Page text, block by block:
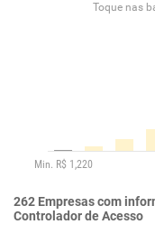
Toque nas
262 Empresas com
Controlador de Acesso